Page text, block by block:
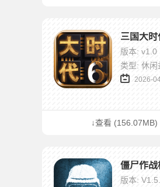
版本: v1.0
类型: 休闲
2026-
↓查看 (156.07MB)
版本: